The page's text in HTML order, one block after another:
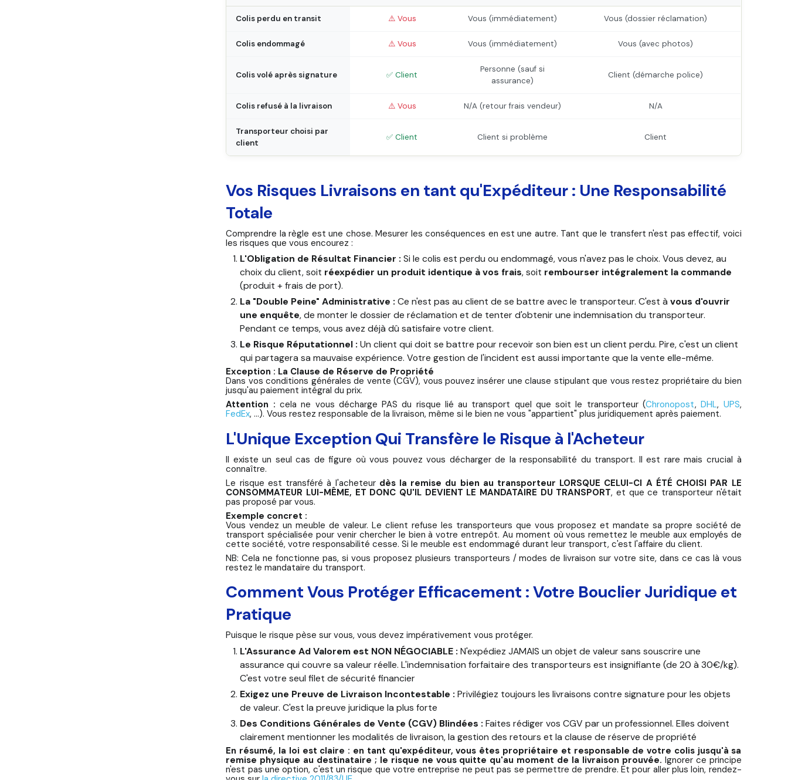
Colis perdu en transit ⚠️ Vous Vous (immédiatement) Vous (dossier réclamation)
Colis endommagé ⚠️ Vous Vous (immédiatement) Vous (avec photos)
Colis volé après signature ✅ Client
Personne (sauf si
assurance)
Client (démarche police)
Colis refusé à la livraison ⚠️ Vous N/A (retour frais vendeur) N/A
Transporteur choisi par
client
✅ Client Client si problème Client
Vos Risques Livraisons en tant qu'Expéditeur : Une Responsabilité
Totale
Comprendre la règle est une chose. Mesurer les conséquences en est une autre. Tant que le transfert n'est pas effectif, voici
les risques que vous encourez :
L'Obligation de Résultat Financier : Si le colis est perdu ou endommagé, vous n'avez pas le choix. Vous devez, au
choix du client, soit réexpédier un produit identique à vos frais, soit rembourser intégralement la commande
(produit + frais de port).
La "Double Peine" Administrative : Ce n'est pas au client de se battre avec le transporteur. C'est àvous d'ouvrir
une enquête, de monter le dossier de réclamation et de tenter d'obtenir une indemnisation du transporteur.
Pendant ce temps, vous avez déjà dû satisfaire votre client.
Le Risque Réputationnel : Un client qui doit se battre pour recevoir son bien est un client perdu. Pire, c'est un client
qui partagera sa mauvaise expérience. Votre gestion de l'incident est aussi importante que la vente elle-même.
Exception : La Clause de Réserve de Propriété
Dans vos conditions générales de vente (CGV), vous pouvez insérer une clause stipulant que vous restez propriétaire du bien
jusqu'au paiement intégral du prix.
Attention : cela ne vous décharge PAS du risque lié au transport quel que soit le transporteur (Chronopost,DHL, UPS,
FedEx, ...). Vous restez responsable de la livraison, même si le bien ne vous "appartient" plus juridiquement après paiement.
L'Unique Exception Qui Transfère le Risque à l'Acheteur
Il existe un seul cas de figure où vous pouvez vous décharger de la responsabilité du transport. Il est rare mais crucial à
connaître.
Le risque est transféré à l'acheteur dès la remise du bien au transporteur LORSQUE CELUI-CI A ÉTÉ CHOISI PAR LE
CONSOMMATEUR LUI-MÊME, ET DONC QU'IL DEVIENT LE MANDATAIRE DU TRANSPORT, et que ce transporteur n'était
pas proposé par vous.
Exemple concret :
Vous vendez un meuble de valeur. Le client refuse les transporteurs que vous proposez et mandate sa propre société de
transport spécialisée pour venir chercher le bien à votre entrepôt. Au moment où vous remettez le meuble aux employés de
cette société, votre responsabilité cesse. Si le meuble est endommagé durant leur transport, c'est l'affaire du client.
NB: Cela ne fonctionne pas, si vous proposez plusieurs transporteurs / modes de livraison sur votre site, dans ce cas là vous
restez le mandataire du transport.
Comment Vous Protéger Efficacement : Votre Bouclier Juridique et
Pratique
Puisque le risque pèse sur vous, vous devez impérativement vous protéger.
L'Assurance Ad Valorem est NON NÉGOCIABLE : N'expédiez JAMAIS un objet de valeur sans souscrire une
assurance qui couvre sa valeur réelle. L'indemnisation forfaitaire des transporteurs est insignifiante (de 20 à 30€/kg).
C'est votre seul filet de sécurité financier
Exigez une Preuve de Livraison Incontestable : Privilégiez toujours les livraisons contre signature pour les objets
de valeur. C'est la preuve juridique la plus forte
Des Conditions Générales de Vente (CGV) Blindées : Faites rédiger vos CGV par un professionnel. Elles doivent
clairement mentionner les modalités de livraison, la gestion des retours et la clause de réserve de propriété
En résumé, la loi est claire : en tant qu'expéditeur, vous êtes propriétaire et responsable de votre colis jusqu'à sa
remise physique au destinataire ; le risque ne vous quitte qu'au moment de la livraison prouvée. Ignorer ce principe
n'est pas une option, c'est un risque que votre entreprise ne peut pas se permettre de prendre. Et pour aller plus loin, rendez-